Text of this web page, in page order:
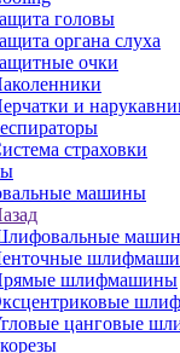
головы
органа слуха
очки
и
страховки
машины
шлифмашины
цанговые